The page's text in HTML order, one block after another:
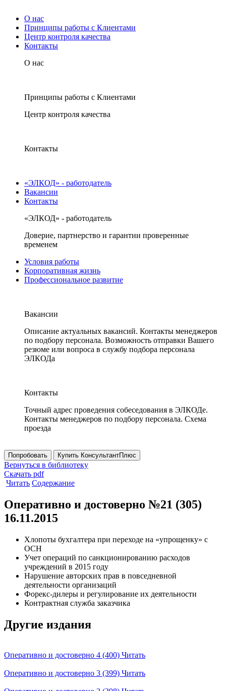
О нас
Принципы работы с Клиентами
Центр контроля качества
Контакты
О нас
Принципы работы с Клиентами
Центр контроля качества
Контакты
«ЭЛКОД» - работодатель
Вакансии
Контакты
«ЭЛКОД» - работодатель
Доверие, партнерство и гарантии проверенные
временем
Условия работы
Корпоративная жизнь
Профессиональное развитие
Вакансии
Описание актуальных вакансий. Контакты менеджеров
по подбору персонала. Возможность отправки Вашего
резюме или вопроса в службу подбора персонала
ЭЛКОДа
Контакты
Точный адрес проведения собеседования в ЭЛКОДе.
Контакты менеджеров по подбору персонала. Схема
проезда
Попробовать Купить КонсультантПлюс
Вернуться в библиотеку
Скачать pdf
Читать Содержание
Оперативно и достоверно №21 (305)
16.11.2015
Хлопоты бухгалтера при переходе на «упрощенку» с
ОСН
Учет операций по санкционированию расходов
учреждений в 2015 году
Нарушение авторских прав в повседневной
деятельности организаций
Форекс-дилеры и регулирование их деятельности
Контрактная служба заказчика
Другие издания
Оперативно и достоверно 4 (400) Читать
Оперативно и достоверно 3 (399) Читать